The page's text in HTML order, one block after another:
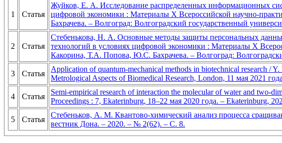
1 Статья
Жуйков, Е. А. Исследование распределенных информационных
цифровой экономики : Материалы X Всероссийской научно-
Бахрачева. – Волгоград: Волгоградский государственный
2 Статья
Стебенькова, Н. А. Основные методы защиты персональных
технологий в условиях цифровой экономики : Материалы X
Какорина, Т.А. Попова, Ю.С. Бахрачева. – Волгоград:
3 Статья
Application of quantum-mechanical methods in biotechnical research /
Metrological Aspects of Biomedical Research, London, 11 мая 2021
4 Статья
Semi-empirical research of interaction the molecular of water and two-
Proceedings : 7, Ekaterinburg, 18–22 мая 2020 года. – Ekaterinburg,
5 Статья
Стебеньков, А. М. Квантово-химический анализ процесса
вестник Дона. – 2020. – № 2(62). – С. 8.